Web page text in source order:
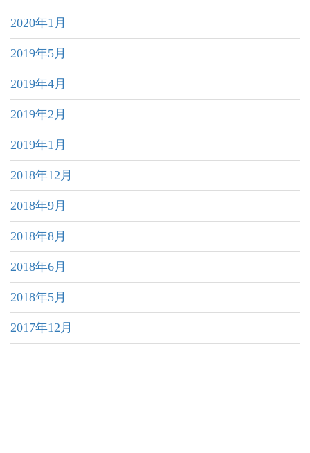
2020年1月
2019年5月
2019年4月
2019年2月
2019年1月
2018年12月
2018年9月
2018年8月
2018年6月
2018年5月
2017年12月